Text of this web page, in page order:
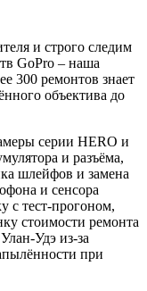
и строго следим
GoPro – наша
300 ремонтов знает
объектива до
серии HERO и
и разъёма,
шлейфов и замена
и сенсора
с тест-прогоном,
стоимости ремонта
Удэ из‑за
при